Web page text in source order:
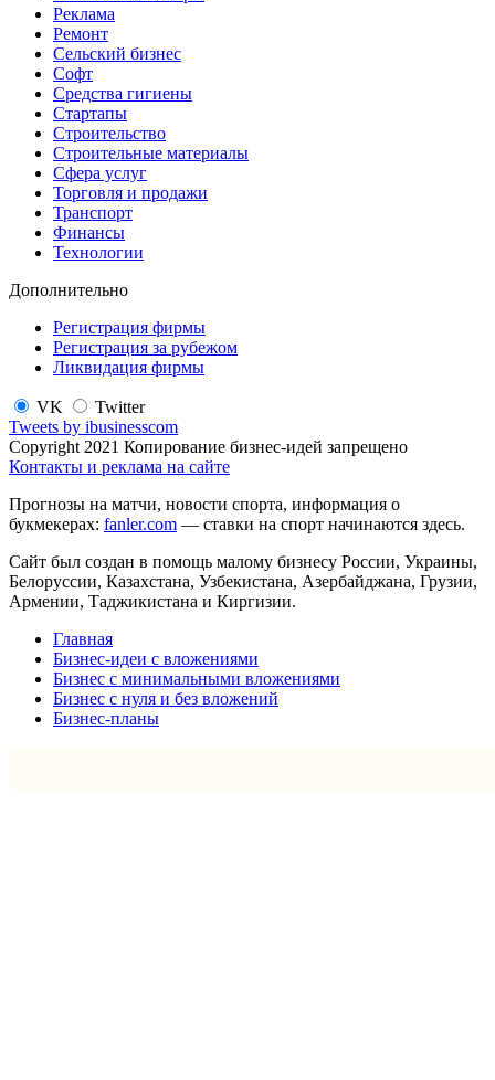
Реклама
Ремонт
Сельский бизнес
Софт
Средства гигиены
Стартапы
Строительство
Строительные материалы
Сфера услуг
Торговля и продажи
Транспорт
Финансы
Технологии
Дополнительно
Регистрация фирмы
Регистрация за рубежом
Ликвидация фирмы
VK
Twitter
Tweets by ibusinesscom
Copyright 2021 Копирование бизнес-идей запрещено
Контакты и реклама на сайте
Прогнозы на матчи, новости спорта, информация о
букмекерах: fanler.com — ставки на спорт начинаются здесь.
Сайт был создан в помощь малому бизнесу России, Украины,
Белоруссии, Казахстана, Узбекистана, Азербайджана, Грузии,
Армении, Таджикистана и Киргизии.
Главная
Бизнес-идеи с вложениями
Бизнес с минимальными вложениями
Бизнес с нуля и без вложений
Бизнес-планы